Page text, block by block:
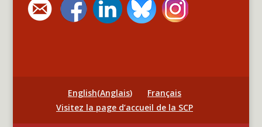
English(Anglais)
Français
Visitez la page d’accueil de la SCP